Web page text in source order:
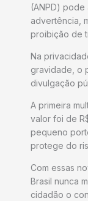
(ANPD)
advertência,
proibição de
Na
gravidade, o
divulgação
A primeira
valor foi de
pequeno
protege do
Com essas
Brasil nunca
cidadão o